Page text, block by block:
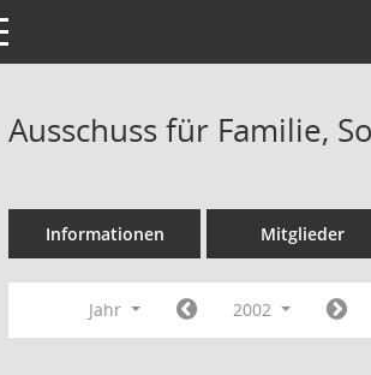
navigation
Ausschuss für Familie,
Informationen Mitglieder
Jahr 2002